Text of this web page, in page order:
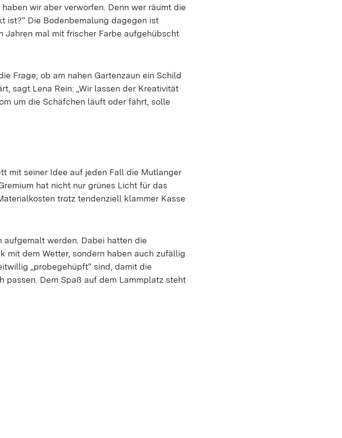
wir aber verworfen. Denn wer räumt die
ist?“ Die Bodenbemalung dagegen ist
Jahren mal mit frischer Farbe aufgehübscht
Frage, ob am nahen Gartenzaun ein Schild
sagt Lena Rein: „Wir lassen der Kreativität
um die Schäfchen läuft oder fährt, solle
mit seiner Idee auf jeden Fall die Mutlanger
hat nicht nur grünes Licht für das
trotz tendenziell klammer Kasse
werden. Dabei hatten die
mit dem Wetter, sondern haben auch zufällig
„probegehüpft“ sind, damit die
passen. Dem Spaß auf dem Lammplatz steht